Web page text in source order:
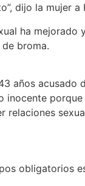
dijo la mujer
ha
broma.
años
obligatorios